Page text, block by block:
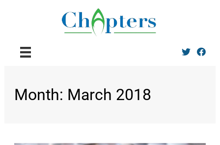
Twitter
Month: March 2018